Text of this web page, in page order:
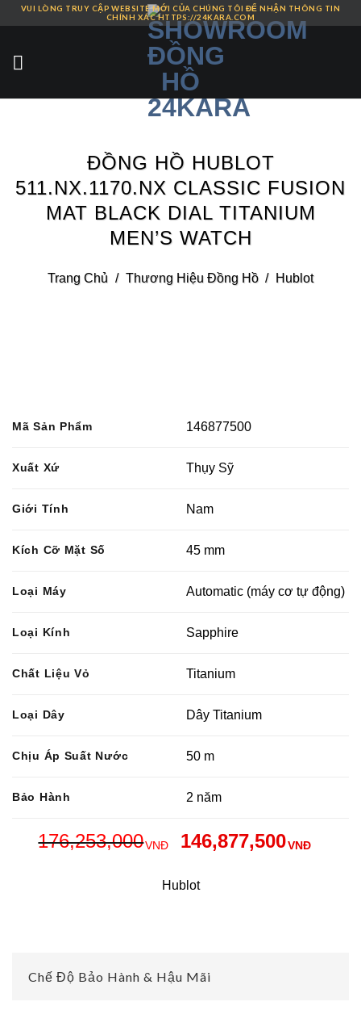
Skip
content
VUI LÒNG TRUY CẬP WEBSITE MỚI CỦA CHÚNG TÔI ĐỂ NHẬN THÔNG TIN
CHÍNH XÁC HTTPS://24KARA.COM
ĐỒNG HỒ HUBLOT
511.NX.1170.NX CLASSIC FUSION
MAT BLACK DIAL TITANIUM
MEN’S WATCH
Trang Chủ / Thương Hiệu Đồng Hồ / Hublot
Mã Sản Phẩm 146877500
Xuất Xứ Thụy Sỹ
Giới Tính Nam
Kích Cỡ Mặt Số 45 mm
Loại Máy Automatic (máy cơ tự động)
Loại Kính Sapphire
Chất Liệu Vỏ Titanium
Loại Dây Dây Titanium
Chịu Áp Suất Nước 50 m
Bảo Hành 2 năm
176,253,000VNĐ 146,877,500VNĐ
Hublot
Chế Độ Bảo Hành & Hậu Mãi